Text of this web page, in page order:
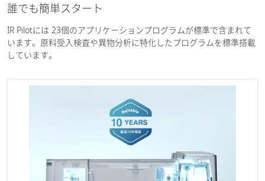
誰でも簡単スタート
IR Pilotには 23個のアプリケーションプログラムが標準で含まれて
います。原料受入検査や異物分析に特化したプログラムを標準搭載
しています。